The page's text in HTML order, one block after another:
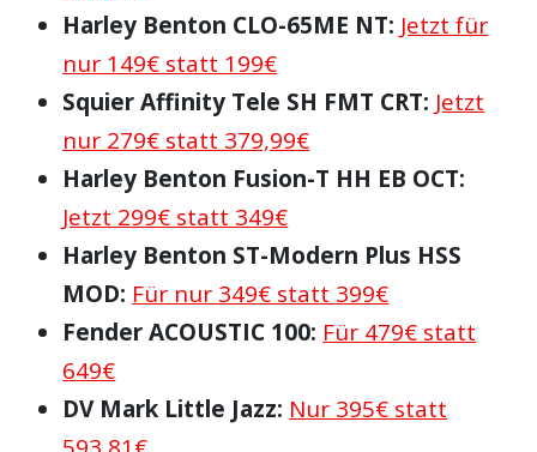
Harley Benton CLO-65ME NT: Jetzt für
nur 149€ statt 199€
Squier Affinity Tele SH FMT CRT: Jetzt
nur 279€ statt 379,99€
Harley Benton Fusion-T HH EB OCT:
Jetzt 299€ statt 349€
Harley Benton ST-Modern Plus HSS
MOD: Für nur 349€ statt 399€
Fender ACOUSTIC 100: Für 479€ statt
649€
DV Mark Little Jazz: Nur 395€ statt